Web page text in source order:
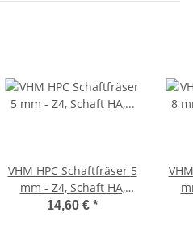
VHM HPC Schaftfräser 5
mm - Z4, Schaft HA,
Drallwinkel 35/38° -
14,60 € *